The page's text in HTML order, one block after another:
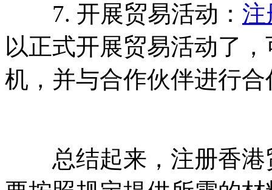
7. 开展贸易活动： 注
以正式开展贸易活动了
机，并与合作伙伴进行合
总结起来，注册香港